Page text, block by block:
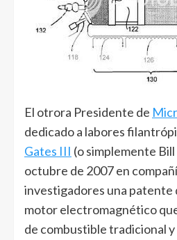
El otrora Presidente de
dedicado a labores
Gates III (o simplemente
octubre de 2007 en
investigadores una patente
motor electromagnético
de combustible tradicional y